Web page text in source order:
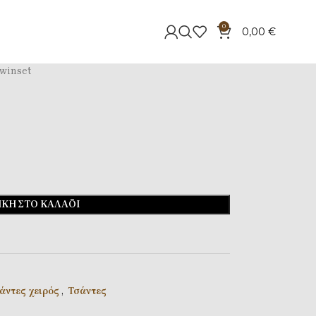
0 0,00 €
ΣΤΟ ΚΑΛΆΘΙ
χειρός , Τσάντες